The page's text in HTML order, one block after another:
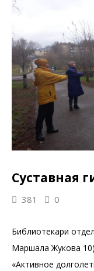
Суставная
381 0
Библиотекари
Маршала Жукова
«Активное